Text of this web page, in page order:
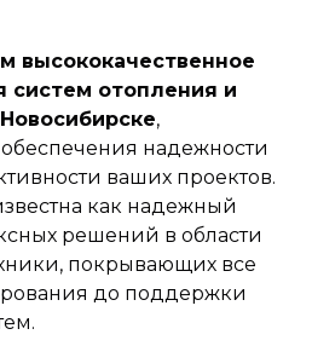
высококачественное
систем отопления и
,
надежности
ваших проектов.
как надежный
решений в области
покрывающих все
до поддержки